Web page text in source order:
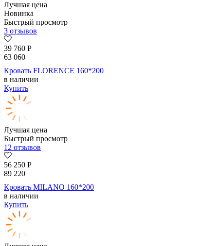
Лучшая цена
Новинка
Быстрый просмотр
3 отзывов
39 760 Р
63 060
Кровать FLORENCE 160*200
в наличии
Купить
Лучшая цена
Быстрый просмотр
12 отзывов
56 250 Р
89 220
Кровать MILANO 160*200
в наличии
Купить